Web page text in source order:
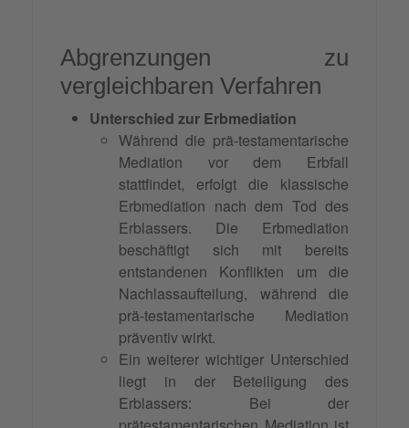
Abgrenzungen zu
vergleichbaren Verfahren
Unterschied zur Erbmediation
Während die prä-testamentarische
Mediation vor dem Erbfall
stattfindet, erfolgt die klassische
Erbmediation nach dem Tod des
Erblassers. Die Erbmediation
beschäftigt sich mit bereits
entstandenen Konflikten um die
Nachlassaufteilung, während die
prä-testamentarische Mediation
präventiv wirkt.
Ein weiterer wichtiger Unterschied
liegt in der Beteiligung des
Erblassers: Bei der